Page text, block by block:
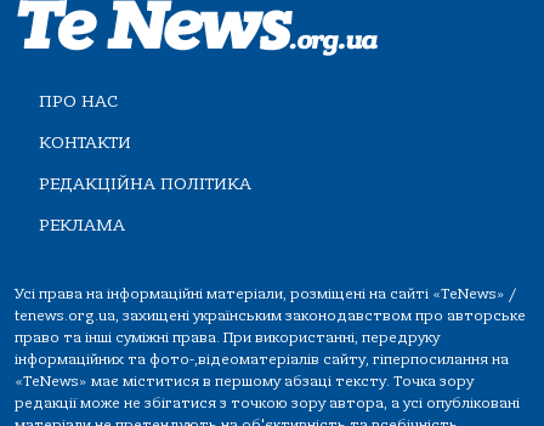
ПРО НАС
КОНТАКТИ
РЕДАКЦІЙНА ПОЛІТИКА
РЕКЛАМА
Усі права на інформаційні матеріали, розміщені на сайті «TeNews» /
tenews.org.ua, захищені українським законодавством про авторське
право та інші суміжні права. При використанні, передруку
інформаційних та фото-,відеоматеріалів сайту, гіперпосилання на
«TeNews» має міститися в першому абзаці тексту. Точка зору
редакції може не збігатися з точкою зору автора, а усі опубліковані